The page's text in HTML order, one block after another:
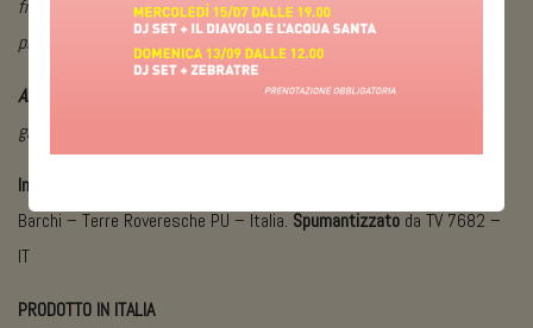
fragranza olfattiva. Fresco, sapido e scattante al palato, denota
pienezza ed equilibrio con ritorni sulle note agrumate.
ABBINAMENTI:
scampi al vapore, calamari alla griglia, verdure fritte,
gnocchi con timo e vongole, farro con gamberi e piselli, aperitivo.
Imbottigliato all’origine da
Barchi – Terre Roveresche PU – Italia. Spumantizzato da TV 7682 –
IT
PRODOTTO IN ITALIA